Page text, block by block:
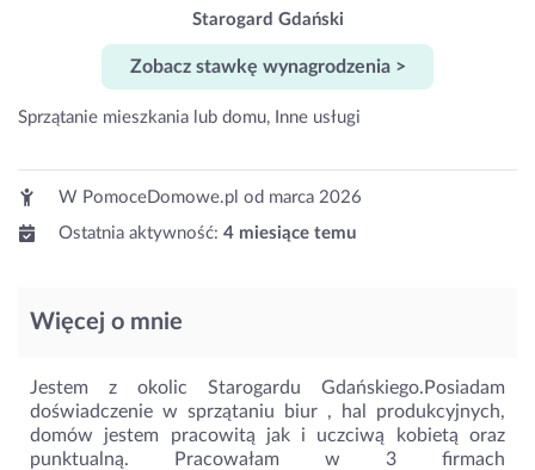
Starogard Gdański
Zobacz stawkę wynagrodzenia >
Sprzątanie mieszkania lub domu, Inne usługi
W PomoceDomowe.pl od marca 2026
Ostatnia aktywność: 4 miesiące temu
Więcej o mnie
Jestem z okolic Starogardu Gdańskiego.Posiadam
doświadczenie w sprzątaniu biur , hal produkcyjnych,
domów jestem pracowitą jak i uczciwą kobietą oraz
punktualną. Pracowałam w 3 firmach